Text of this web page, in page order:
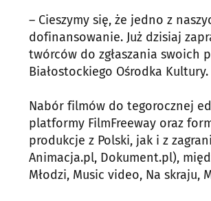
– Cieszymy się, że jedno z
dofinansowanie. Już dzisiaj
twórców do zgłaszania swoich
Białostockiego Ośrodka Kultury.
Nabór filmów do tegorocznej
platformy FilmFreeway oraz
produkcje z Polski, jak i z
Animacja.pl, Dokument.pl),
Młodzi, Music video, Na skraju,